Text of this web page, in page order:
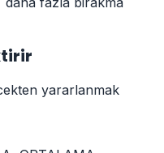
yararlanmak